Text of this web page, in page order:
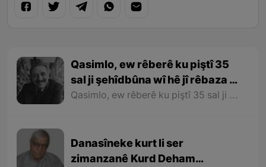
Qasimlo, ew rêberê ku piştî 35
sal ji şehîdbûna wî hê jî rêbaza wî
her zîndî ye
Qasimlo, ew rêberê ku piştî 35 sal ji şehîdbûna wî hê jî rêbaza wî her zîndî ye
Danasîneke kurt li ser
zimanzanê Kurd Deham